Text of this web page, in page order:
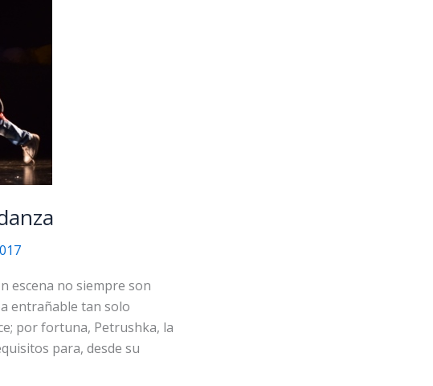
escena no siempre son
entrañable tan solo
por fortuna, Petrushka, la
para, desde su